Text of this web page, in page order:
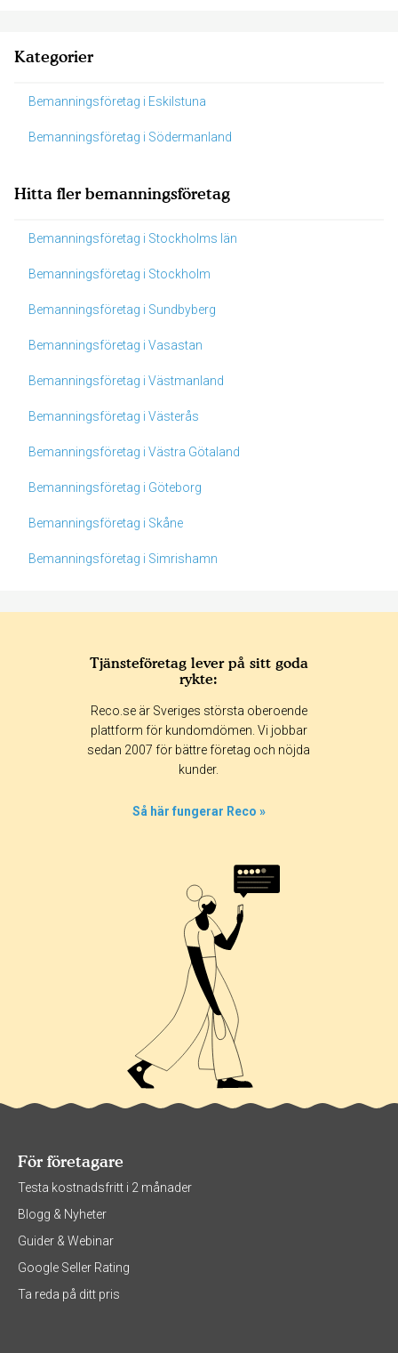
Kategorier
Bemanningsföretag i Eskilstuna
Bemanningsföretag i Södermanland
Hitta fler bemanningsföretag
Bemanningsföretag i Stockholms län
Bemanningsföretag i Stockholm
Bemanningsföretag i Sundbyberg
Bemanningsföretag i Vasastan
Bemanningsföretag i Västmanland
Bemanningsföretag i Västerås
Bemanningsföretag i Västra Götaland
Bemanningsföretag i Göteborg
Bemanningsföretag i Skåne
Bemanningsföretag i Simrishamn
365 dagar 90 dagar
30 dagar
Tjänsteföretag lever på sitt goda
rykte:
Reco.se är Sveriges största oberoende
plattform för kundomdömen. Vi jobbar
sedan 2007 för bättre företag och nöjda
kunder.
Så här fungerar Reco »
För företagare
Testa kostnadsfritt i 2 månader
Blogg & Nyheter
Guider & Webinar
Google Seller Rating
Ta reda på ditt pris